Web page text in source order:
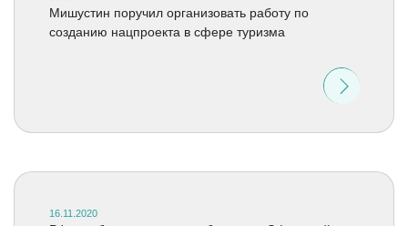
Мишустин поручил организовать работу по
созданию нацпроекта в сфере туризма
16.11.2020